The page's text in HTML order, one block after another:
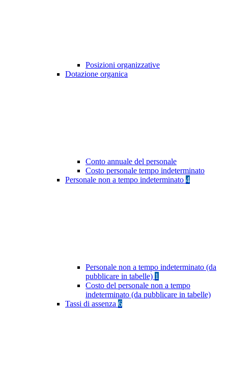
Posizioni organizzative
Dotazione organica
Conto annuale del personale
Costo personale tempo indeterminato
Personale non a tempo indeterminato 4
Personale non a tempo indeterminato (da
pubblicare in tabelle) 1
Costo del personale non a tempo
indeterminato (da pubblicare in tabelle)
Tassi di assenza 6